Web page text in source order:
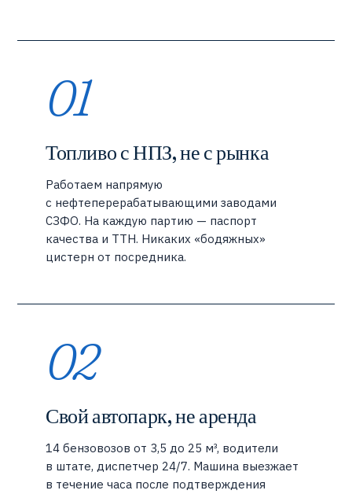
01
Топливо с НПЗ, не с рынка
Работаем напрямую
с нефтеперерабатывающими заводами
СЗФО. На каждую партию — паспорт
качества и ТТН. Никаких «бодяжных»
цистерн от посредника.
02
Свой автопарк, не аренда
14 бензовозов от 3,5 до 25 м³, водители
в штате, диспетчер 24/7. Машина выезжает
в течение часа после подтверждения